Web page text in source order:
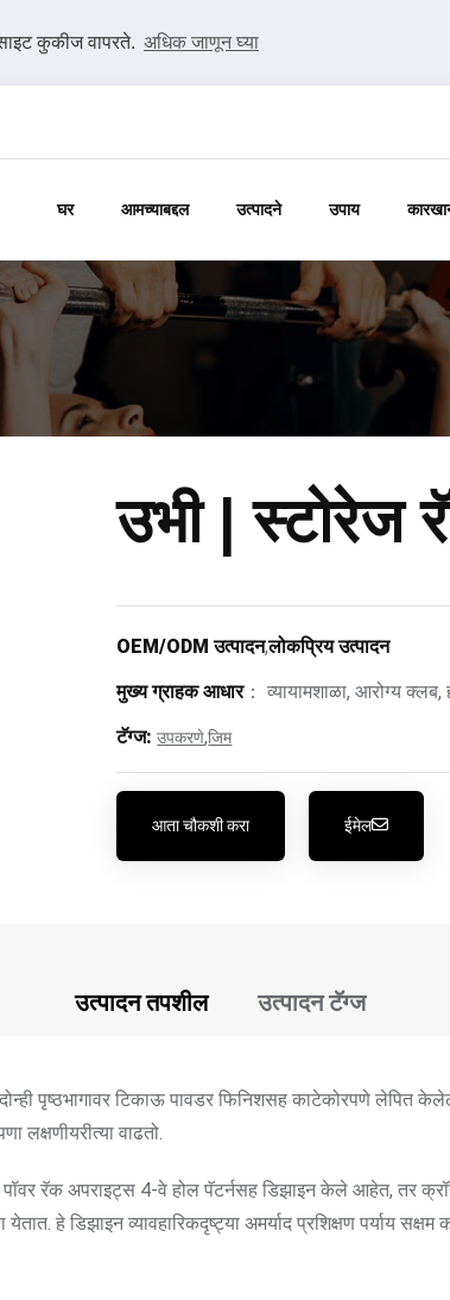
कुकीज वापरते. अधिक जाणून घ्या
घर आमच्याबद्दल उत्पादने उपाय
उभी | स्टोरेज
OEM/ODM उत्पादन,लोकप्रिय उत्पादन
मुख्य ग्राहक आधार： व्यायामशाळा, आरोग्य
टॅग्ज: उपकरणे,जिम
आता चौकशी करा ईमेल
उत्पादन तपशील उत्पादन टॅग्ज
पृष्ठभागावर टिकाऊ पावडर फिनिशसह काटेकोरपणे लेपित
लक्षणीयरीत्या वाढतो.
रॅक अपराइट्स 4-वे होल पॅटर्नसह डिझाइन केले आहेत, तर
हे डिझाइन व्यावहारिकदृष्ट्या अमर्याद प्रशिक्षण पर्याय